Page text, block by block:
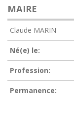
MAIRE
Claude MARIN
Né(e) le:
Profession:
Permanence: